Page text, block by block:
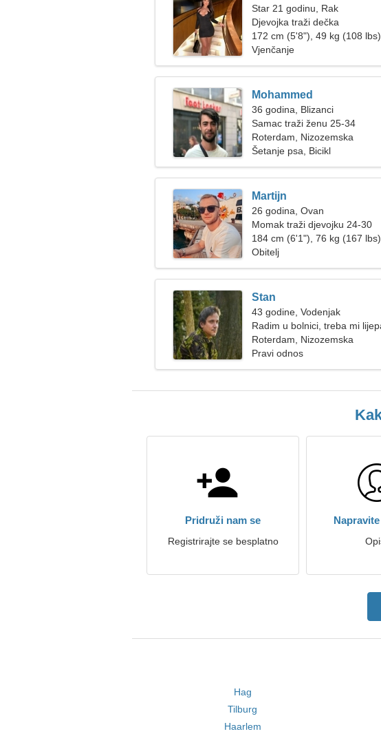
Star 21 godinu, Rak
Djevojka traži dečka
172 cm (5'8"), 49 kg (108 lbs)
Vjenčanje
Mohammed
36 godina, Blizanci
Samac traži ženu 25-34
Roterdam, Nizozemska
Šetanje psa, Bicikl
Martijn
26 godina, Ovan
Momak traži djevojku 24-30
184 cm (6'1"), 76 kg (167 lbs)
Obitelj
Stan
43 godine, Vodenjak
Radim u bolnici, treba mi
Roterdam, Nizozemska
Pravi odnos
Pridruži nam se
Registrirajte se besplatno
Hag
Tilburg
Haarlem